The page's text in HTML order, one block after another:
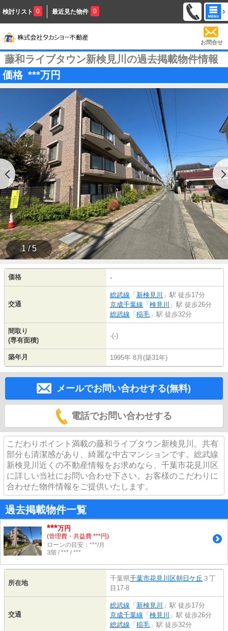
検討リスト 0 最近見た物件 0
お問合せ
藤和ライブタウン新検見川の過去掲載物件情報
価格 ***万円
1 / 5
価格 -
交通
総武線 「 新検見川 」駅 徒歩17分
京成千葉線 「 検見川 」駅 徒歩26分
総武線 「 稲毛 」駅 徒歩32分
間取り
(専有面積)
-(-)
築年月 1995年 8月(築31年)
メールでお問い合わせする(無料)
電話でお問い合わせする
こだわりポイント満載の藤和ライブタウン新検見川。共有
部分も清潔感があり、綺麗な中古マンションです。総武線
新検見川近くの不動産情報をお求めなら、千葉市花見川区
に詳しい当社にお問い合わせ下さい。お客様のこだわりに
合わせた物件情報をご提供いたします。
過去掲載物件一覧
***万円
(管理費・共益費 ***円)
ローンの目安：***/月
3階 / *** / ***
所在地
千葉県千葉市花見川区朝日ケ丘 ３丁
目17-8
交通
総武線 「 新検見川 」駅 徒歩17分
京成千葉線 「 検見川 」駅 徒歩26分
総武線 「 稲毛 」駅 徒歩32分